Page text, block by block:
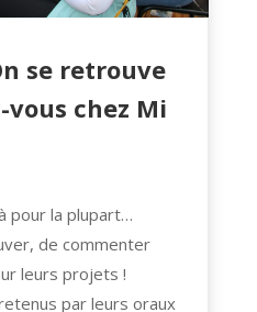
se retrouve
vous chez Mi
pour la plupart…
de commenter
leurs projets !
par leurs oraux